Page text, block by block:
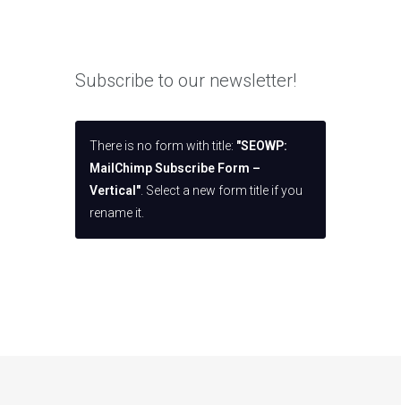
Subscribe to our newsletter!
There is no form with title: "SEOWP:
MailChimp Subscribe Form –
Vertical" . Select a new form title if you
rename it.